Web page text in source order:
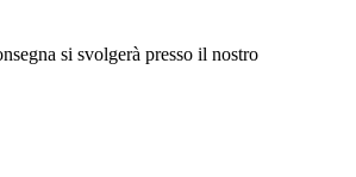
si svolgerà presso il nostro